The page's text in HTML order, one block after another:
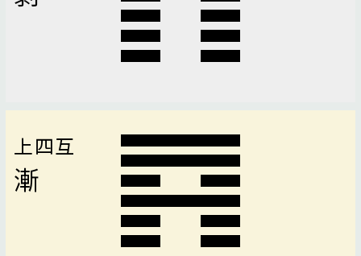
上四互
漸